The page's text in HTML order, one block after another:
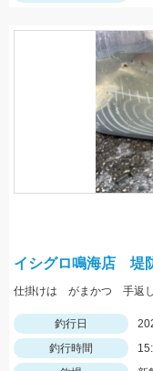
イシグロ鳴海店 堤
仕掛けは がまかつ 手返し
釣行日
釣行時間